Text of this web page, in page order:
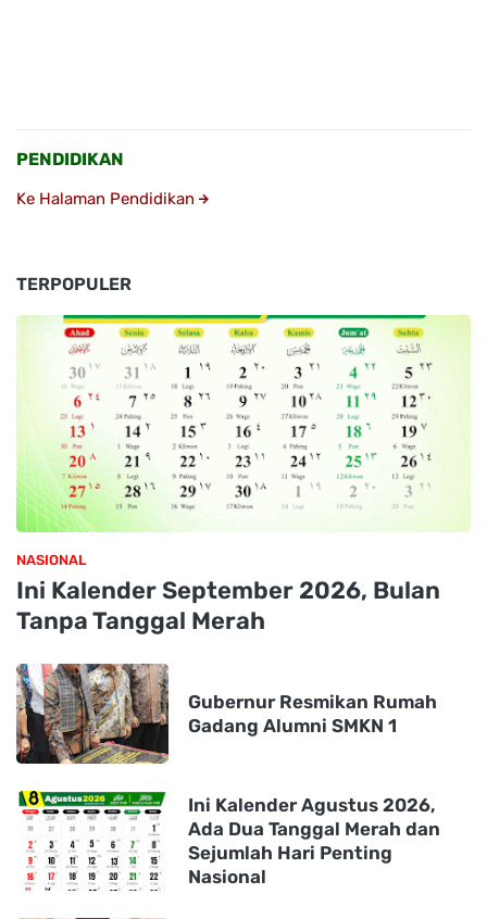
PENDIDIKAN
Ke Halaman Pendidikan
TERPOPULER
NASIONAL
Ini Kalender September 2026, Bulan
Tanpa Tanggal Merah
Gubernur Resmikan Rumah
Gadang Alumni SMKN 1
Ini Kalender Agustus 2026,
Ada Dua Tanggal Merah dan
Sejumlah Hari Penting
Nasional